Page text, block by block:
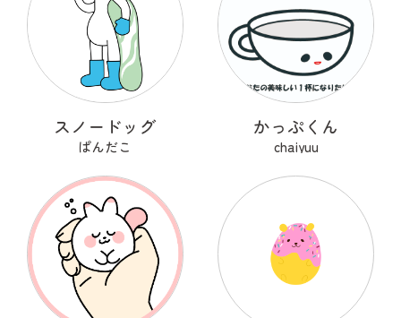
スノードッグ
ぱんだこ
かっぷくん
chaiyuu